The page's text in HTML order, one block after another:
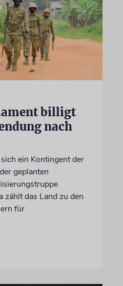
billigt
nach
ein Kontingent der
geplanten
zählt das Land zu den
für